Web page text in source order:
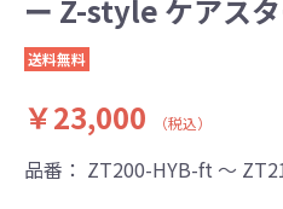
ー Z-style ケアス
送料無料
￥23,000 （税込）
品番： ZT200-HYB-ft ～